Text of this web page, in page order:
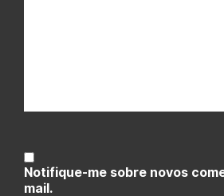
Notifique-me sobre novos
mail.